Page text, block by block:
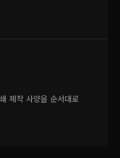
제작 사양을 순서대로